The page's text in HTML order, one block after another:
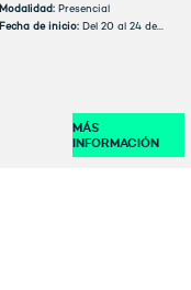
Modalidad: Presencial
Fecha de inicio: Del 20 al 24 de
MÁS
INFORMACIÓN